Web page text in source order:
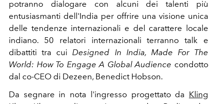
potranno dialogare con alcuni dei talenti più
entusiasmanti dell'India per offrire una visione unica
delle tendenze internazionali e del carattere locale
indiano. 50 relatori internazionali terranno talk e
dibattiti tra cui Designed In India, Made For The
World: How To Engage A Global Audience condotto
dal co-CEO di Dezeen, Benedict Hobson.
Da segnare in nota l'ingresso progettato da Kling